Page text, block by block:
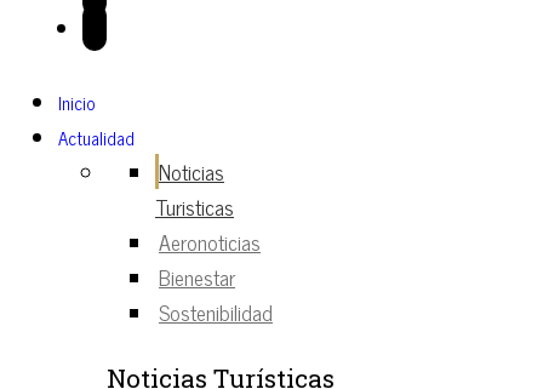
Inicio
Actualidad
Noticias
Turisticas
Aeronoticias
Bienestar
Sostenibilidad
Noticias Turísticas